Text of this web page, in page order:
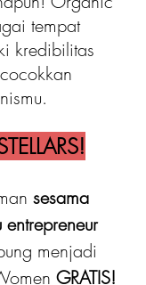
tempat
kredibilitas
sesama
menjadi
GRATIS!